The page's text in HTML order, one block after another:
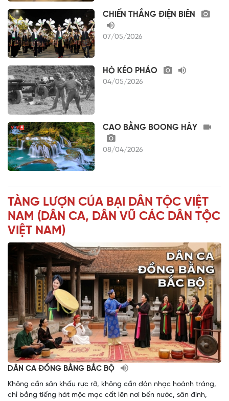
CHIẾN THẮNG ĐIỆN BIÊN
07/05/2026
HÒ KÉO PHÁO
04/05/2026
CAO BẰNG BOONG HÂY
08/04/2026
TÀNG LƯỢN CÚA BẠI DÂN TỘC VIỆT
NAM (DÂN CA, DÂN VŨ CÁC DÂN TỘC
VIỆT NAM)
DÂN CA ĐỒNG BẰNG BẮC BỘ
Không cần sân khấu rực rỡ, không cần dàn nhạc hoành tráng,
chỉ bằng tiếng hát mộc mạc cất lên nơi bến nước, sân đình,